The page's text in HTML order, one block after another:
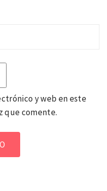
y web en este
que comente.